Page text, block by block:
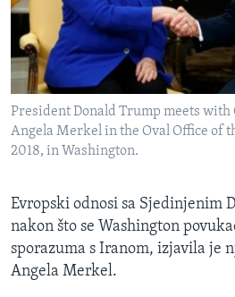
MAGAZIN
O GLASU AMERIKE
Learning English
PRATITE NAS
Jezici
President Donald Trump meets with
Angela Merkel in the Oval Office of
2018, in Washington.
Evropski odnosi sa Sjedinjenim
nakon što se Washington
sporazuma s Iranom, izjavila je
Angela Merkel.